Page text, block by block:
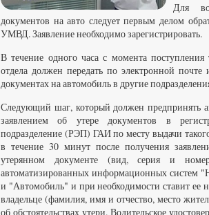
Для
документов на авто следует первым делом
УМВД. Заявление необходимо зарегистрировать.
В течение одного часа с момента поступления
отдела должен передать по электронной
документах на автомобиль в другие
Следующий шаг, который должен предпринять
заявлением об утере документов в
подразделение (РЭП) ГАИ по месту выдачи
в течение 30 минут после получения
утерянном документе (вид, серия и
автоматизированных информационных систем
и "Автомобиль" и при необходимости ставит ее
владельце (фамилия, имя и отчество, место
об обстоятельствах утери. Водительское